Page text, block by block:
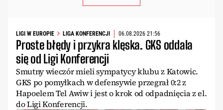
LIGI W EUROPIE LIGA KONFERENCJI 06.08.2026 21:56
Proste błędy i przykra klęska. GKS oddala
się od Ligi Konferencji
Smutny wieczór mieli sympatycy klubu z Katowic.
GKS po pomyłkach w defensywie przegrał 0:2 z
Hapoelem Tel Awiw i jest o krok od odpadnięcia z el.
do Ligi Konferencji.